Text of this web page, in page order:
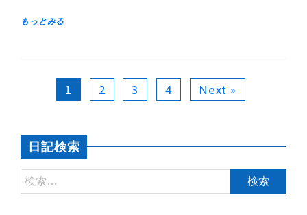
1 2 3 4 Next »
日記検索